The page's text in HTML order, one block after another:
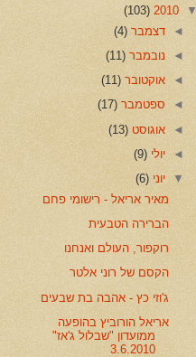
▼
2010
(103)
◄דצמבר(4)
◄ נובמבר(11)
◄אוקטובר(11)
◄ ספטמבר(17)
◄אוגוסט(13)
◄יולי(9)
▼יוני(6)
מאיר אריאל - רישומי פחם
הברירה הטבעית
רוקפור, העולם ואנחנו
הקסם של רוני אלטר
ג'וזי כץ - אהבה בת שבעים
אריאל הורוביץ בהופעה
ממועדון "שבלול ג'אז"
3.6.2010